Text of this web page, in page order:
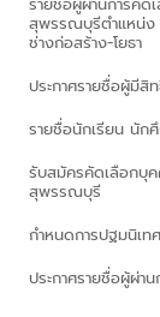
สุพรรณบุรีตำแหน่ง
ช่างก่อสร้าง-โยธา
ประกาศรายชื่อผู้มีสิ
รายชื่อนักเรียน นัก
รับสมัครคัดเลือกบุค
สุพรรณบุรี
กำหนดการปฐมนิเ
ประกาศรายชื่อผู้ผ่า